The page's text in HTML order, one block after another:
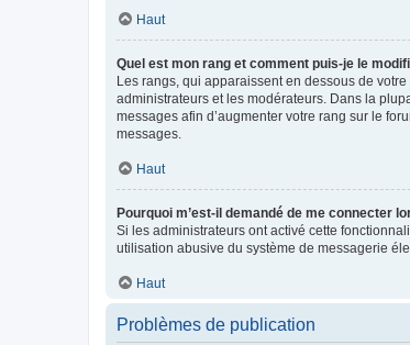
Haut
Quel est mon rang et comment puis-je le
Les rangs, qui apparaissent en dessous de
administrateurs et les modérateurs. Dans la
messages afin d’augmenter votre rang sur le
messages.
Haut
Pourquoi m’est-il demandé de me connecter
Si les administrateurs ont activé cette
utilisation abusive du système de messagerie
Haut
Problèmes de publication